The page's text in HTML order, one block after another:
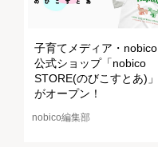
子育てメディア・nobico
公式ショップ「nobico
STORE(のびこすとあ)」
がオープン！
nobico編集部